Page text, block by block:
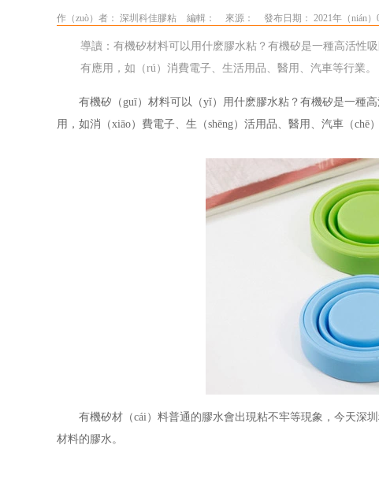
作（zuò）者： 深圳科佳膠粘 編輯： 來源： 發布日期： 2021年（nián
導讀：有機矽材料可以用什麽膠水粘？有機矽是一種高活性
有應用，如（rú）消費電子、生活用品、醫用、汽車等行業。
有機矽（guī）材料可以（yǐ）用什麽膠水粘？有機矽是一種
用，如消（xiāo）費電子、生（shēng）活用品、醫用、汽車（chē
有機矽材（cái）料普通的膠水會出現粘不牢等現象，今天深
材料的膠水。